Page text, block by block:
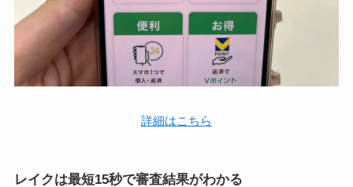
詳細はこちら
レイクは最短15秒で審査結果がわかる